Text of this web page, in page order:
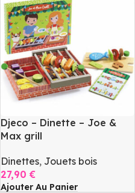
Djeco – Dinette – Joe &
Max grill
Dinettes, Jouets bois
27,90€
Ajouter Au Panier